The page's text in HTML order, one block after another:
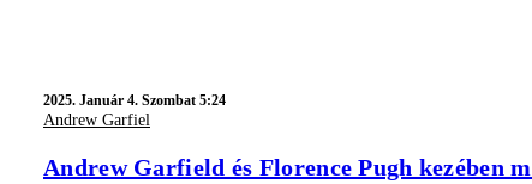
2025. Január 4. Szombat 5:24
Andrew Garfiel
Andrew Garfield és Florence Pugh kezében